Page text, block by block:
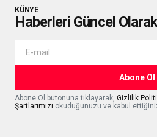
KÜNYE
Haberleri Güncel
Abone Ol
Abone Ol butonuna tıklayarak, Gizlilik
Şartlarımızı okuduğunuzu ve kabul